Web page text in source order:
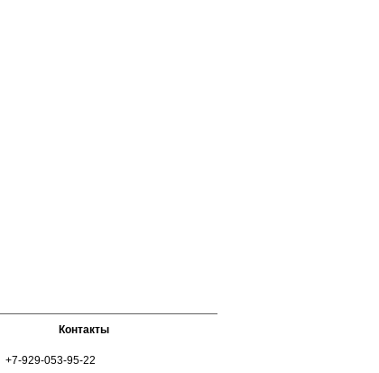
Контакты
+7-929-053-95-22